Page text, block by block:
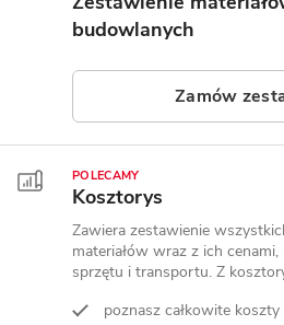
budowlanych
Zamów
POLECAMY
Kosztorys
Zawiera zestawienie
materiałów wraz z ich
sprzętu i transportu. Z
poznasz całkowite